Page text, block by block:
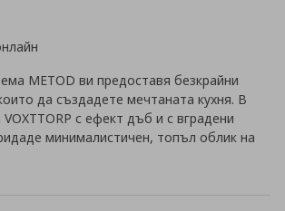
METOD ви предоставя безкрайни
да създадете мечтаната кухня. В
с ефект дъб и с вградени
минималистичен, топъл облик на